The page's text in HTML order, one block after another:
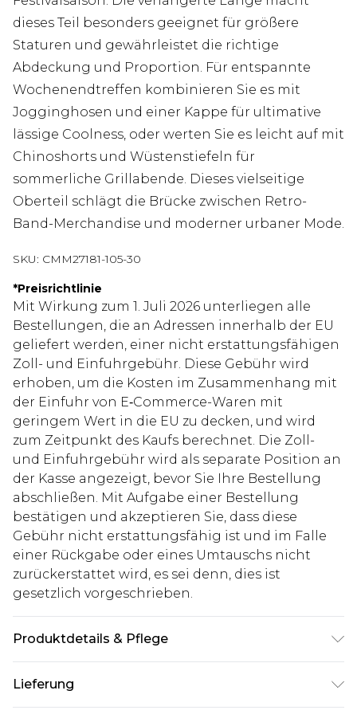
dieses Teil besonders geeignet für größere
Staturen und gewährleistet die richtige
Abdeckung und Proportion. Für entspannte
Wochenendtreffen kombinieren Sie es mit
Jogginghosen und einer Kappe für ultimative
lässige Coolness, oder werten Sie es leicht auf mit
Chinoshorts und Wüstenstiefeln für
sommerliche Grillabende. Dieses vielseitige
Oberteil schlägt die Brücke zwischen Retro-
Band-Merchandise und moderner urbaner Mode.
SKU: CMM27181-105-30
*Preisrichtlinie
Mit Wirkung zum 1. Juli 2026 unterliegen alle
Bestellungen, die an Adressen innerhalb der EU
geliefert werden, einer nicht erstattungsfähigen
Zoll- und Einfuhrgebühr. Diese Gebühr wird
erhoben, um die Kosten im Zusammenhang mit
der Einfuhr von E‑Commerce-Waren mit
geringem Wert in die EU zu decken, und wird
zum Zeitpunkt des Kaufs berechnet. Die Zoll-
und Einfuhrgebühr wird als separate Position an
der Kasse angezeigt, bevor Sie Ihre Bestellung
abschließen. Mit Aufgabe einer Bestellung
bestätigen und akzeptieren Sie, dass diese
Gebühr nicht erstattungsfähig ist und im Falle
einer Rückgabe oder eines Umtauschs nicht
zurückerstattet wird, es sei denn, dies ist
gesetzlich vorgeschrieben.
Produktdetails & Pflege
UK-Größe L/34
Lieferung